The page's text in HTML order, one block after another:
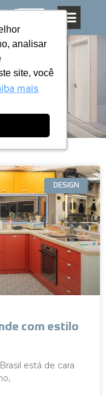
analisar
site, você
mais
analisar
site, você
mais
DESIGN
com estilo
está de cara